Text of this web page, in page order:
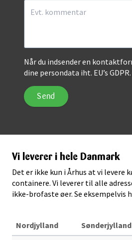
Når du indsender en
dine persondata iht. EU’s GDPR.
Vi leverer i hele Danmark
Det er ikke kun i Århus at vi levere
containere. Vi leverer til alle
ikke-brofaste øer. Se eksempelvis
Nordjylland Sønderjylland